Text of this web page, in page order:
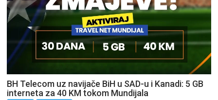
BH Telecom uz navijače BiH u SAD-u i Kanadi: 5 GB
interneta za 40 KM tokom Mundijala